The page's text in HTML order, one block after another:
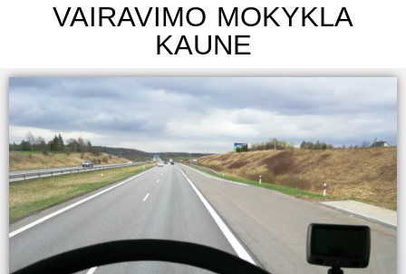
VAIRAVIMO MOKYKLA
KAUNE